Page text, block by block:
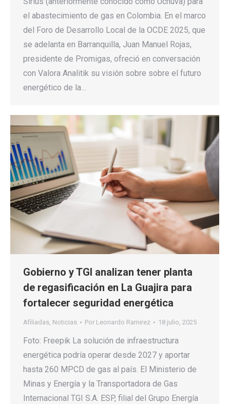
el abastecimiento de gas en Colombia. En el marco
del Foro de Desarrollo Local de la OCDE 2025, que
se adelanta en Barranquilla, Juan Manuel Rojas,
presidente de Promigas, ofreció en conversación
con Valora Analitik su visión sobre sobre el futuro
energético de la…
Gobierno y TGI analizan tener planta
de regasificación en La Guajira para
fortalecer seguridad energética
Afiliadas, Noticias Por Leonardo Ramirez 18 julio, 2025
Foto: Freepik La solución de infraestructura
energética podría operar desde 2027 y aportar
hasta 260 MPCD de gas al país. El Ministerio de
Minas y Energía y la Transportadora de Gas
Internacional TGI S.A. ESP, filial del Grupo Energía